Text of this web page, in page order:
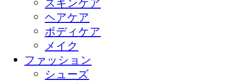
スキンケア
ヘアケア
ボディケア
メイク
ファッション
シューズ